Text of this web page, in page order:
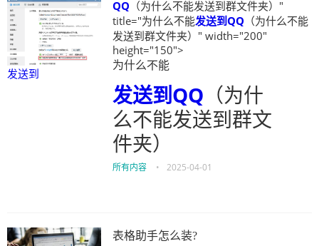
发送到
QQ （为什么不能发送到群文件夹）"
title="为什么不能发送到QQ （为什么不能
发送到群文件夹）" width="200"
height="150">
为什么不能
发送到QQ （为什
么不能发送到群文
件夹）
所有内容 • 2025-04-01
表格助手怎么装?